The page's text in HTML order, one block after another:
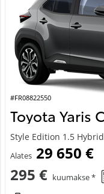
#FR08822550
Toyota Yaris
Style Edition 1.5
Alates 29 650 €
295 € kuumakse *